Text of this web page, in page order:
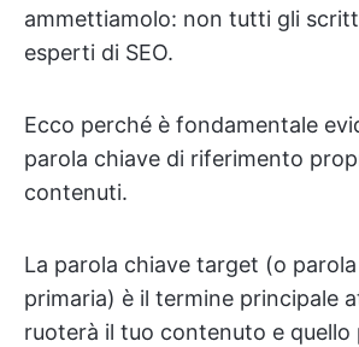
ammettiamolo: non tutti gli
esperti di SEO.
Ecco perché è fondamentale
parola chiave di riferimento
contenuti.
La parola chiave target (o
primaria) è il termine principale
ruoterà il tuo contenuto e quello